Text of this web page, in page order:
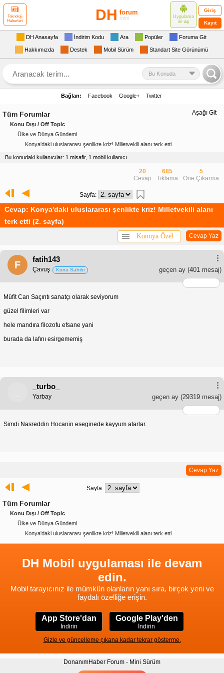
Teknoloji
Haberleri
DH forum
mini
Uygulama
ile aç
Giriş
Kayıt
DH Anasayfa İndirim Kodu Ara Popüler Foruma Git
Hakkımızda Destek Mobil Sürüm Standart Site Görünümü
Bu Konuda
Bağlan: Facebook Google+ Twitter
Aşağı Git
Tüm Forumlar
Konu Dışı / Off Topic
Ülke ve Dünya Gündemi
Konya'daki uluslararası şenlikte kriz! Milletvekili alanı terk etti
Bu konudaki kullanıcılar: 1 misafir, 1 mobil kullanıcı
20
Cevap
685
Tıklama
5
Öne Çıkarma
Sayfa:
Cevap: Konya'daki uluslararası şenlikte kriz! Milletvekili alanı
terk etti (2. sayfa)
Cevap Yaz
Konuya Özel
F
fatih143
geçen ay (401 mesaj)
Çavuş Konu Sahibi
Müfit Can Saçıntı sanatçı olarak seviyorum
güzel filimleri var
hele mandıra filozofu efsane yani
burada da lafını esirgememiş
_turbo_
geçen ay (29319 mesaj)
Yarbay
Simdi Nasreddin Hocanin eseginede kayyum atarlar.
Cevap Yaz
Sayfa:
Tüm Forumlar
Konu Dışı / Off Topic
Ülke ve Dünya Gündemi
Konya'daki uluslararası şenlikte kriz! Milletvekili alanı terk etti
DH Mobil uygulaması ile devam
edin.
Mobil tarayıcınız ile mümkün olanların yanı sıra, birçok yeni ve
faydalı özelliğe erişin.
App Store'dan
İndirin
Google Play'den
İndirin
Gizle ve güncelleme çıkana kadar tekrar gösterme.
DonanımHaber Forum - Mini Sürüm